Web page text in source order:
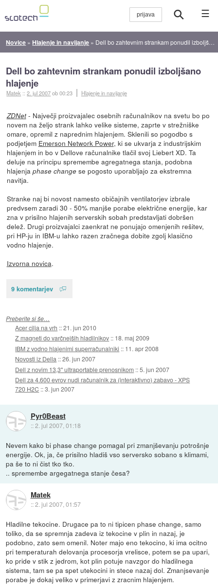
☰
Novice » Hlajenje in navijanje » Dell bo zahtevnim strankam ponudil izboljšano hlajenje
Dell bo zahtevnim strankam ponudil izboljšano
hlajenje
Matek ::2. jul 2007ob 00:23 Hlajenje in navijanje
ZDNet- Največji proizvajalec osebnih računalnikov na svetu bo po
novem na željo strank lahko velike sisteme, zaprte v strežniške
omare, opremil z naprednim hlajenjem. Sklenili so pogodbo s
podjetjem Emerson Network Power, ki se ukvarja z industrijskim
hlajenjem in bo v Dellove računalnike tlačil svoj Liebert XD. Ta
deluje na principu spremembe agregatnega stanja, podobna
hlajenja phase changese pogosto uporabljajo za ekstremna
navitja.
Stranke naj bi novost namesto običajnih ventilatorjev izbrale
predvsem zaradi 30 - 50% manjše porabe električne energije, kar
zna v prisilno hlajenih serverskih sobah predstavljati dobršen
delež. Drugi proizvajalci zaenkrat ne ponujajo omenjenih rešitev,
pri HP-ju in IBM-u lahko razen zračnega dobite zgolj klasično
vodno hlajenje.
Izvorna novica.
9 komentarjev
Preberite si še…
Acer cilja na vrh ::21. jun 2010
Z magneti do varčnejših hladilnikov :: 18. maj 2009
IBM z vodno hlajenimi superračunalniki :: 11. apr 2008
Novosti iz Della ::26. jun 2007
Dell z novim 13,3" ultraportable prenosnikom ::5. jun 2007
Dell za 4.600 evrov nudi računalnik za (interaktivno) zabavo - XPS
720 H2C ::3. jun 2007
Pyr0Beast
::2. jul 2007, 01:18
Nevem kako bi phase change pomagal pri zmanjševanju potrošnje
energije. Ok, ja, če prisilno hladiš vso serversko sobano s klimami,
pa še to ni čist tko tko.
.. spremembe argegatnega stanje česa?
Matek
::2. jul 2007, 01:57
Hladilne tekocine. Drugace pa to ni tipicen phase change, samo
toliko, da se spremnja zadeva iz tekocine v plin in nazaj, je
podobno, zato sem omenil. Noter majo eno tekocino, ki ima ocitno
pri temperaturah delovanja procesorja vrelisce, potem se pa upari,
ko pride v stik z jedrom, kot plin potuje navzgor do hladilnega
sistema, tam se pa spet utekocini in stece nazaj dol. Zmanjsevanje
porabe je dokaj veliko v primerjavi z zracnim hlajenjem.